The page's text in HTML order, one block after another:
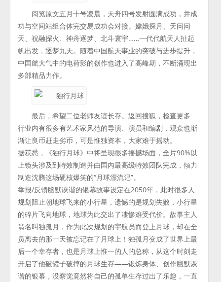
阅览原文五月十号凌晨，天舟四号发射圆满成功，并成
功与空间站组合体完交易成功会对接。嫦娥探月、天问问
天、祝融探火、神舟逐梦、北斗寰宇……一代代航天人扯起
帆出发，逐梦九天。随着中国航天事业的突破与进步提升，
中国航大气中的电荷影的创作也进入了高峰期，不断涌现出
多部精品力作。
最后，希望二位老师友谊长存。返回搜狐，检查更多
行业内有很多有艺术家风范的导演、演员和编剧，观众也渐
渐让良币赶走劣币，可是惟独资本，大家难于摇动。
据获悉，《独行月球》中将呈现很多摇撼场面，全片90%以
上镜头涉及到特效制造并由国内最高级特效团队完成，倾力
制造沈腾这场硬核爆笑的“月球漂流记”。
举报/反馈幽默诙谐的银幕故事设定在2050年，此时很多人
规划阻止朝地球飞来的小行星，遗憾的是规划失败，小行星
的碎片飞向地球，地球为此交出了凄惨难受代价。故事主人
翁名叫独孤月，作为此次规划的宇航员而登上月球，却在全
员离去的那一天被忘记在了月球上！独孤月变成了世界上最
后一个幸存者，也是月球上惟一的人的总称，从这个时刻走
开启了他破罐子破摔的月球生存——锻炼身体、创作幽默诙
谐的银幕，没察觉竟然将自己的孤单生存过出了乐趣，一直